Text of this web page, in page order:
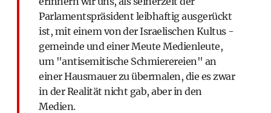
Parlamentspräsident leibhaftig ausgerückt
ist, mit einem von der Israelischen Kultus -
gemeinde und einer Meute Medienleute,
um "antisemitische Schmierereien" an
einer Hausmauer zu übermalen, die es zwar
in der Realität nicht gab, aber in den
Medien.